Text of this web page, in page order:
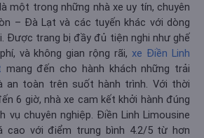
một trong những nhà xe uy tín, chuyên
– Đà Lạt và các tuyến khác với dòng
Được trang bị đầy đủ tiện nghi như ghế
và không gian rộng rãi, xe Điền Linh
mang đến cho hành khách những trải
an toàn trên suốt hành trình. Với thời
6 giờ, nhà xe cam kết khởi hành đúng
vụ chuyên nghiệp. Điền Linh Limousine
cao với điểm trung bình 4.2/5 từ hơn